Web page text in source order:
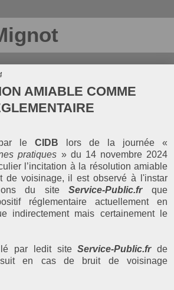
AMIABLE COMME
le CIDB lors de la journée «
pratiques » du 14 novembre 2024
l’incitation à la résolution amiable
de voisinage, il est observé à l'instar
du siteService-Public.fr
que
réglementaire actuellement en
indirectement mais certainement le
par ledit siteService-Public.fr de
suiten cas de bruit de voisinage